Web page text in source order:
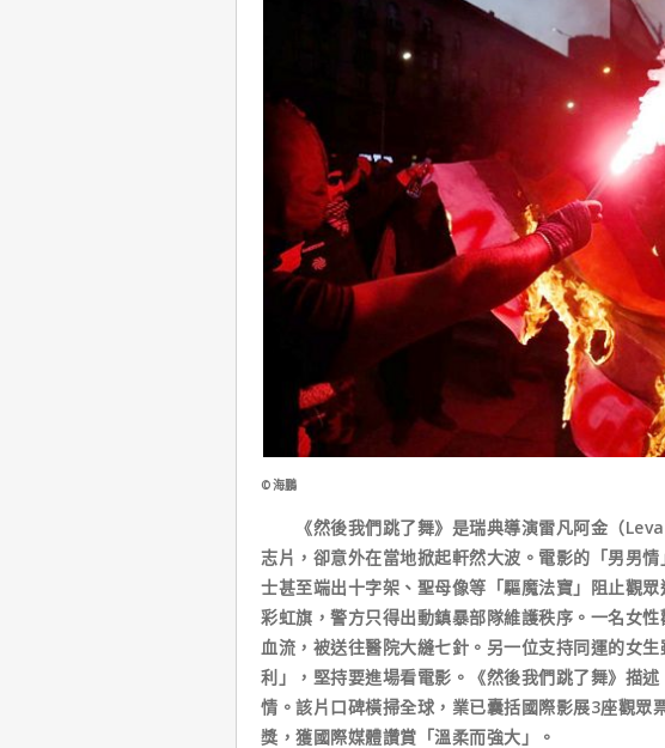
©海鵬
《然後我們跳了舞》是瑞典導演雷凡阿金（
志片，卻意外在當地掀起軒然大波。電影的「男男
士甚至端出十字架、聖母像等「驅魔法寶」阻止觀
彩虹旗，警方只得出動鎮暴部隊維護秩序。一名女
血流，被送往醫院大縫七針。另一位支持同運的女
利」，堅持要進場看電影。《然後我們跳了舞》描
情。該片口碑橫掃全球，業已囊括國際影展3座觀眾
獎，獲國際媒體讚賞「溫柔而強大」。